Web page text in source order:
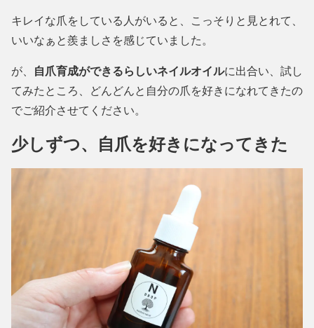
キレイな爪をしている人がいると、こっそりと見とれて、
いいなぁと羨ましさを感じていました。
が、 自爪育成ができるらしいネイルオイルに出合い、試し
てみたところ、どんどんと自分の爪を好きになれてきたの
でご紹介させてください。
少しずつ、自爪を好きになってきた